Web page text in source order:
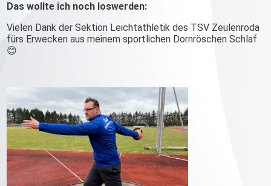
Das wollte ich noch loswerden:
Vielen Dank der Sektion Leichtathletik des TSV Zeulenroda
fürs Erwecken aus meinem sportlichen Dornröschen Schlaf
😊